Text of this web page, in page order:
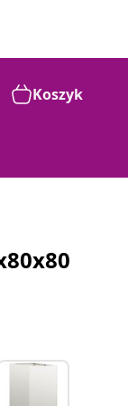
Koszyk